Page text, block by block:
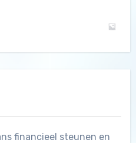
financieel steunen en